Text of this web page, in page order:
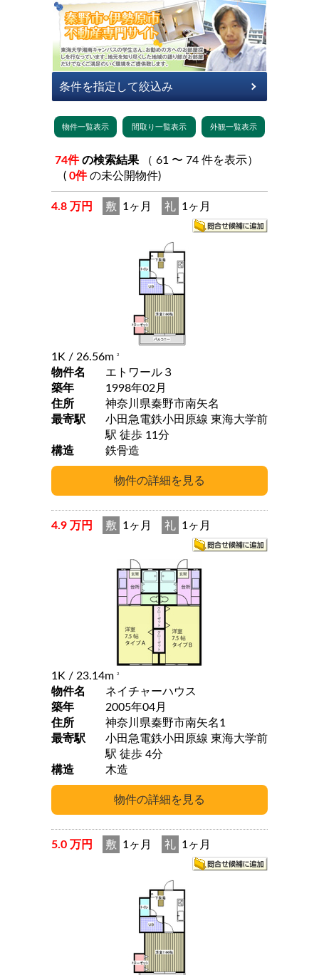
74件 の検索結果
( 0件 の未公開物件)
4.8 万円 敷 1ヶ月 礼 1ヶ月
1K / 26.56m 2
物件名
エトワール３
築年
1998年02月
住所
神奈川県秦野市南矢名
最寄駅
小田急電鉄小田原線 東海大学前
駅 徒歩 11分
構造
鉄骨造
4.9 万円 敷 1ヶ月 礼 1ヶ月
1K / 23.14m 2
物件名
ネイチャーハウス
築年
2005年04月
住所
神奈川県秦野市南矢名1
最寄駅
小田急電鉄小田原線 東海大学前
駅 徒歩 4分
構造
木造
5.0 万円 敷 1ヶ月 礼 1ヶ月